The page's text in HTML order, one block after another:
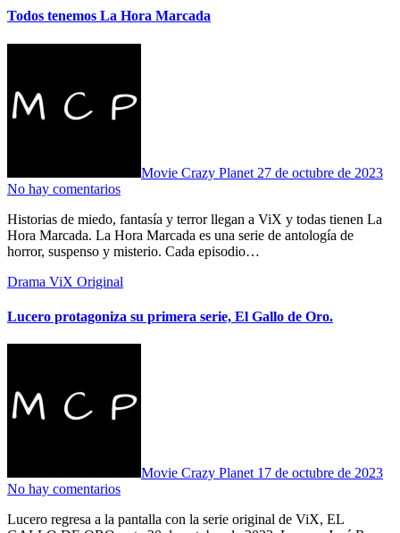
Todos tenemos La Hora Marcada
Movie Crazy Planet 27 de octubre de 2023
No hay comentarios
Historias de miedo, fantasía y terror llegan a ViX y todas tienen La
Hora Marcada. La Hora Marcada es una serie de antología de
horror, suspenso y misterio. Cada episodio…
Drama ViX Original
Lucero protagoniza su primera serie, El Gallo de Oro.
Movie Crazy Planet 17 de octubre de 2023
No hay comentarios
Lucero regresa a la pantalla con la serie original de ViX, EL